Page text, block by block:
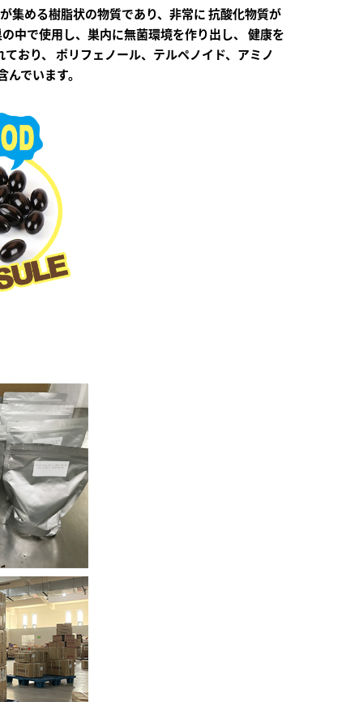
集める樹脂状の物質であり、非常に抗酸化物質が
中で使用し、巣内に無菌環境を作り出し、 健康を
おり、 ポリフェノール、テルペノイド、アミノ
でいます。